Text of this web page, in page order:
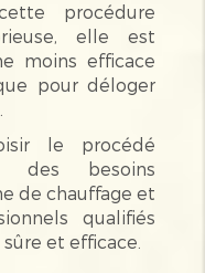
procédure
elle est
moins efficace
pour déloger
le procédé
des besoins
de chauffage et
qualifiés
et efficace.